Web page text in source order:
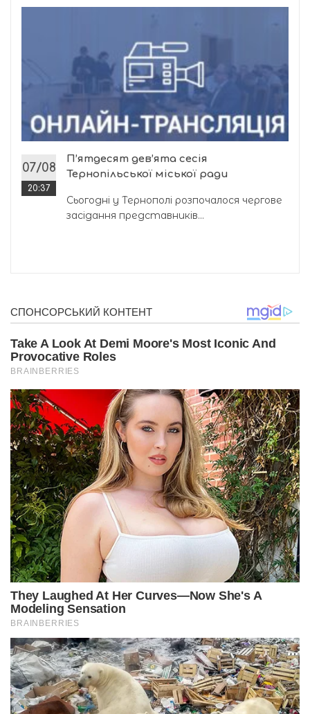
07/08
20:37
П’ятдесят дев’ята сесія
Тернопільської міської ради
Сьогодні у Тернополі розпочалося чергове
засідання представників...